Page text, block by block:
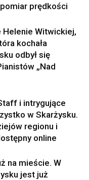
prędkości
Helenie Witwickiej,
kochała
odbył się
„Nad
i intrygujące
w Skarżysku.
regionu i
online
na mieście. W
jest już